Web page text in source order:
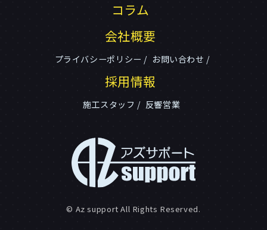
コラム
会社概要
プライバシーポリシー お問い合わせ
採用情報
施工スタッフ 反響営業
© Az support All Rights Reserved.